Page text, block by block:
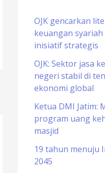
f
o
r
:
OJK gencarkan
keuangan
inisiatif strategis
OJK: Sektor jasa
negeri stabil di
ekonomi global
Ketua DMI Jatim:
program uang
masjid
19 tahun menuju
2045